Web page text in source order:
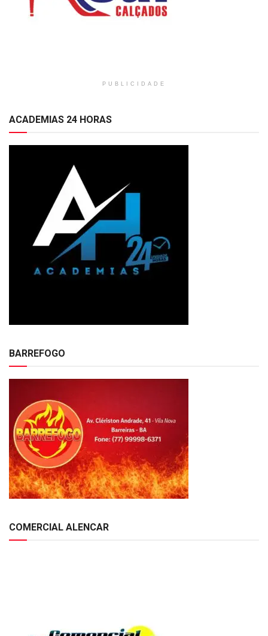
PUBLICIDADE
ACADEMIAS 24 HORAS
BARREFOGO
COMERCIAL ALENCAR